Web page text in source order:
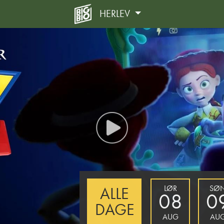
HERLEV
ALLE
DAGE
LØR
08
AUG